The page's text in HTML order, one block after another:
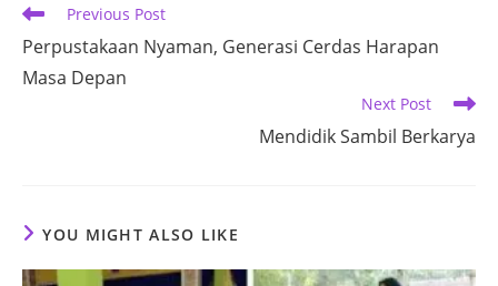
Read
articles
Previous Post
Perpustakaan Nyaman, Generasi Cerdas Harapan
Masa Depan
Next Post
Mendidik Sambil Berkarya
YOU MIGHT ALSO LIKE